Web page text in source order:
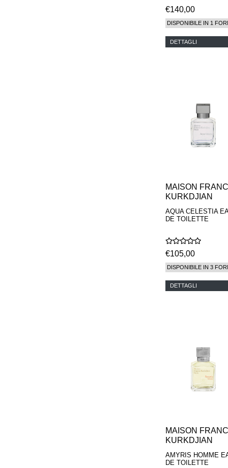
€140,00
DISPONIBILE IN 1
DETTAGLI
MAISON
KURKDJIAN
AQUA CELESTIA
DE TOILETTE
€105,00
DISPONIBILE IN 3
DETTAGLI
MAISON
KURKDJIAN
AMYRIS HOMME
DE TOILETTE